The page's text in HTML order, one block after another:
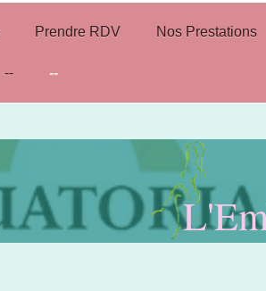
Prendre RDV Nos Prestations
-- --